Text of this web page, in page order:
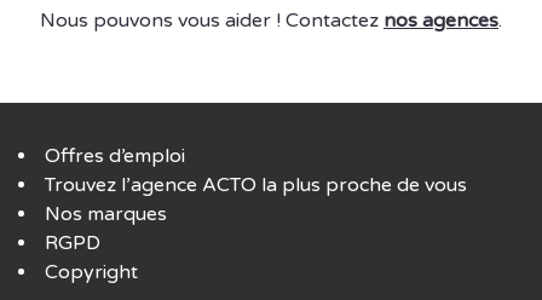
Nous pouvons vous aider ! Contactez nos agences.
Offres d’emploi
Trouvez l’agence ACTO la plus proche de vous
Nos marques
RGPD
Copyright